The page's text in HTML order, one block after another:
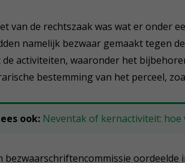
van de rechtszaak was wat er onder
namelijk bezwaar gemaakt tegen
de activiteiten, waaronder het
bestemming van het perceel,
ook: Neventak of kernactiviteit:
bezwaarschriftencommissie